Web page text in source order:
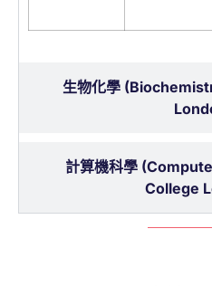
生物化學
計算機科學
College